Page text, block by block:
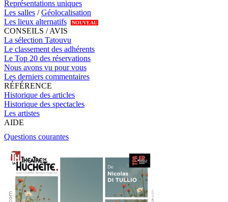
Représentations uniques
Les salles /Géolocalisation
Les lieux alternatifs
NOUVEAU
CONSEILS / AVIS
La sélection Tatouvu
Le classement des adhérents
Le Top 20 des réservations
Nous avons vu pour vous
Les derniers commentaires
RÉFÉRENCE
Historique des articles
Historique des spectacles
Les artistes
AIDE
Questions courantes